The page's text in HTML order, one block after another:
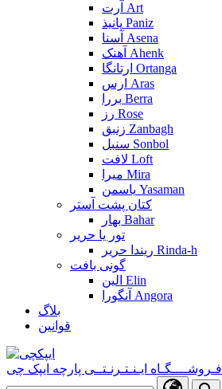
آرت Art
پانیذ Paniz
آسنا Asena
آهنک Ahenk
ارتانگا Ortanga
ارس Aras
بررا Berra
رز Rose
زنبق Zanbagh
سنبل Sonbol
لافت Loft
میرا Mira
یاسمن Yasaman
کتان پشت آستر
بهار Bahar
تور یا حریر
ریندا حریر Rinda-h
گونی بافت
الین Elin
آنگورا Angora
بلاگ
قوانین
فـروشــــگـاه ایـنـتـرنـتــی پارچه ایپک چی